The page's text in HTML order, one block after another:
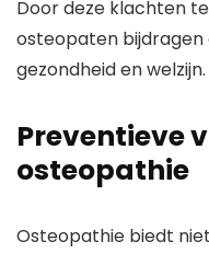
Door deze klachten
osteopaten
gezondheid en welzijn.
Preventieve
osteopathie
Osteopathie biedt